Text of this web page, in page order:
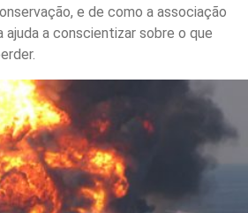
e de como a associação
ajuda a conscientizar sobre o que